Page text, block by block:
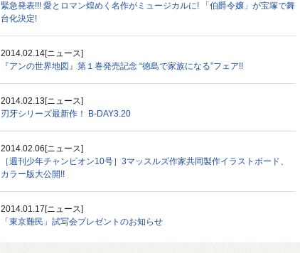
緊急発表!!! 愛とロマン煌めく名作がミュージカルに! 「伯爵令嬢」が宝塚で舞
台化決定!
2014.02.14[ニュース]
『アンの世界地図』第１巻発売記念 “徳島で家族になる”フェア!!
2014.02.13 [ニュース]
刃牙シリーズ最新作！ B-DAY3.20
2014.02.06 [ニュース]
［週刊少年チャンピオン10号］3マッスルズ作家共同製作イラストボード、
カラー版大公開!!
2014.01.17 [ニュース]
「東京難民」試写会プレゼントのお知らせ